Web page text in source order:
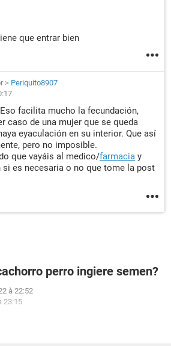
que entrar bien
> Periquito8907
facilita mucho la fecundación,
caso de una mujer que se queda
eyaculación en su interior. Que así
pero no imposible.
que vayáis al medico/farmacia y
es necesaria o no que tome la post
perro ingiere semen?
à 22:52
23:15